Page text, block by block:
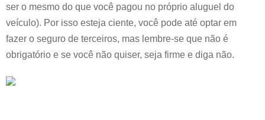
ser o mesmo do que você pagou no próprio aluguel do
veículo). Por isso esteja ciente, você pode até optar em
fazer o seguro de terceiros, mas lembre-se que não é
obrigatório e se você não quiser, seja firme e diga não.